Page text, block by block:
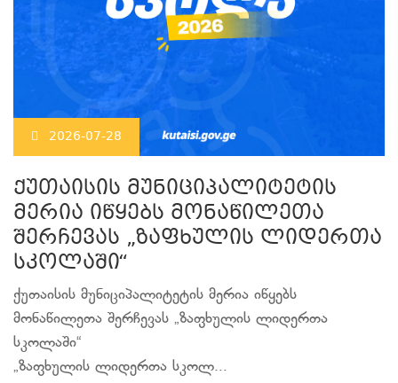
2026-07-28
ქუთაისის მუნიციპალიტეტის
მერია იწყებს მონაწილეთა
შერჩევას „ზაფხულის ლიდერთა
სკოლაში“
ქუთაისის მუნიციპალიტეტის მერია იწყებს
მონაწილეთა შერჩევას „ზაფხულის ლიდერთა
სკოლაში“
„ზაფხულის ლიდერთა სკოლ...